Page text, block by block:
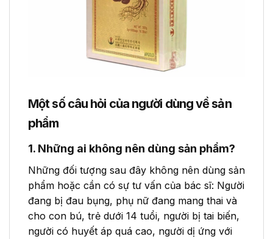
Một số câu hỏi của người dùng về sản
phẩm
1. Những ai không nên dùng sản phẩm?
Những đối tượng sau đây không nên dùng sản
phẩm hoặc cần có sự tư vấn của bác sĩ: Người
đang bị đau bụng, phụ nữ đang mang thai và
cho con bú, trẻ dưới 14 tuổi, người bị tai biến,
người có huyết áp quá cao, người dị ứng với